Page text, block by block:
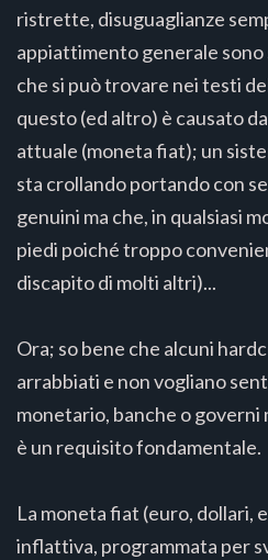
ristrette, disuguaglianze
appiattimento generale sono
che si può trovare nei testi
questo (ed altro) è causato
attuale (moneta fiat); un
sta crollando portando con
genuini ma che, in qualsiasi
piedi poiché troppo
discapito di molti altri)...
Ora; so bene che alcuni
arrabbiati e non vogliano
monetario, banche o governi
è un requisito fondamentale.
La moneta fiat (euro, dollari,
inflattiva, programmata per